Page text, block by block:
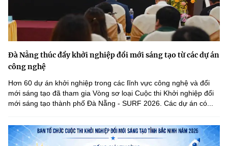
Đà Nẵng thúc đẩy khởi nghiệp đổi mới sáng tạo từ các dự án
công nghệ
Hơn 60 dự án khởi nghiệp trong các lĩnh vực công nghệ và đổi
mới sáng tạo đã tham gia Vòng sơ loại Cuộc thi Khởi nghiệp đổi
mới sáng tạo thành phố Đà Nẵng - SURF 2026. Các dự án có...